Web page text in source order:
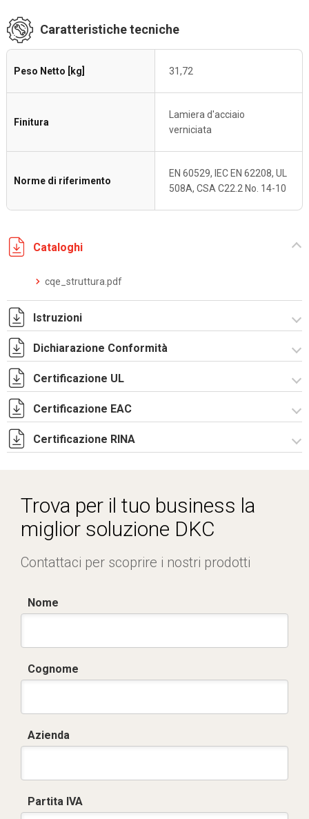
Caratteristiche tecniche
Peso Netto [kg] 31,72
Finitura
Lamiera d'acciaio
verniciata
Norme di riferimento
EN 60529, IEC EN 62208, UL
508A, CSA C22.2 No. 14-10
Cataloghi
cqe_struttura.pdf
Istruzioni
Istruzioni di montaggio CQE_stampa.pdf
Dichiarazione Conformità
CE Declaration - CQE Rev.02.pdf
UKCA Declaration - CQE Rev.00.pdf
Certificazione UL
Certificato UL - CQE kit.pdf
Certificazione EAC
Lettera di esenzione EAC armadi CQE e CAE.pdf
Certificazione RINA
Trova per il tuo business la
miglior soluzione DKC
Contattaci per scoprire i nostri prodotti
Nome
Cognome
Azienda
Partita IVA